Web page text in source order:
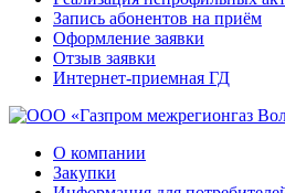
Запись абонентов на приём
Оформление заявки
Отзыв заявки
Интернет-приемная ГД
О компании
Закупки